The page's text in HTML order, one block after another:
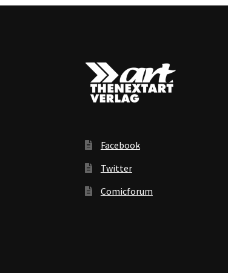
Facebook
Twitter
Comicforum